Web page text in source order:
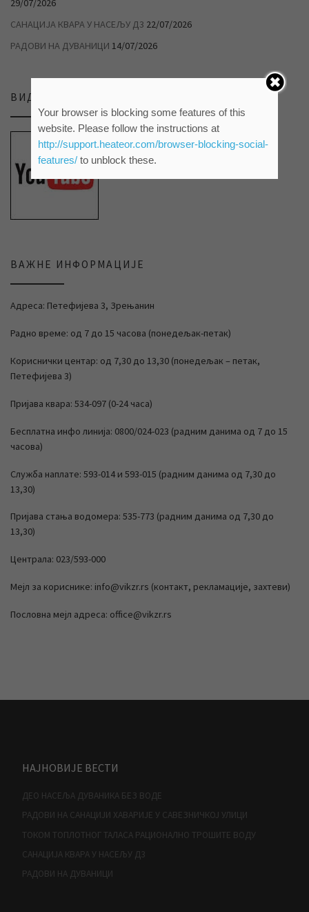
29/07/2026
САНАЦИЈА КВАРА У НАСЕЉУ Д3 22/07/2026
РАДОВИ НА ДУВАНИЦИ 14/07/2026
ВИДЕО ПРИЛОЗИ НА НАШЕМ ЈУТЈУБ КАНАЛУ
ВАЖНЕ ИНФОРМАЦИЈЕ
Адреса: Петефијева 3, Зрењанин
Радно време: од 7 до 15 часова (понедељак-петак)
Кориснички центар: од 7,30 до 13,30 (понедељак – петак,
Петефијева 3)
Пријава квара: 534-097 (0-24 часа)
Бесплатна инфо линија: 0800/024-023 (радним данима од 7 до 15
часова)
Служба наплате: 593-014 и 593-015 (радним данима од 7,30 до
13,30)
Пријава стања водомера: 535-773 (радним данима од 7,30 до
13,30)
Централа: 023/593-000
Мејл за кориснике: info@vikzr.rs (контакт, рекламације, захтеви)
Пословна мејл адреса: office@vikzr.rs
НАЈНОВИЈЕ ВЕСТИ
ДЕО НАСЕЉА ДУВАНИКА БЕЗ ВОДЕ
РАДОВИ НА САНАЦИЈИ ХАВАРИЈЕ У САВЕЗНИЧКОЈ УЛИЦИ
ТОКОМ ТОПЛОТНОГ ТАЛАСА РАЦИОНАЛНО ТРОШИТЕ ВОДУ
САНАЦИЈА КВАРА У НАСЕЉУ Д3
РАДОВИ НА ДУВАНИЦИ
Your browser is blocking some features of this
website. Please follow the instructions at
http://support.heateor.com/browser-blocking-social-
features/to unblock these.